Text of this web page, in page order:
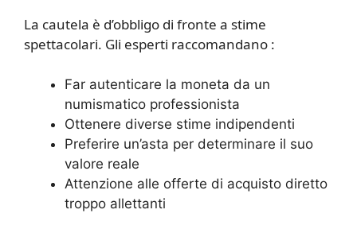
La cautela è d’obbligo di fronte a stime
spettacolari. Gli esperti raccomandano :
Far autenticare la moneta da un
numismatico professionista
Ottenere diverse stime indipendenti
Preferire un’asta per determinare il suo
valore reale
Attenzione alle offerte di acquisto diretto
troppo allettanti